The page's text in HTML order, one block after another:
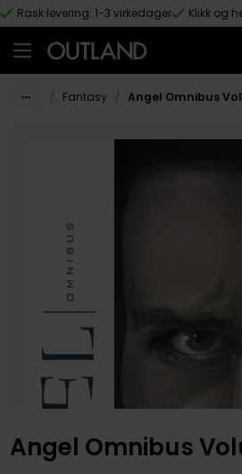
Hopp til hovedinnhold
Rask levering: 1-3 virkedager Klikk og
Fantasy Angel Omnibus
Angel Omnibus